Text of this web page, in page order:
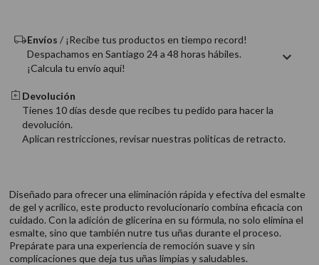
Envíos / ¡Recibe tus productos en tiempo record!
Despachamos en Santiago 24 a 48 horas hábiles.
¡Calcula tu envío aquí!
Devolución
Tienes 10 días desde que recibes tu pedido para hacer la
devolución.
Aplican restricciones, revisar nuestras politicas de retracto.
Diseñado para ofrecer una eliminación rápida y efectiva del esmalte
de gel y acrílico, este producto revolucionario combina eficacia con
cuidado. Con la adición de glicerina en su fórmula, no solo elimina el
esmalte, sino que también nutre tus uñas durante el proceso.
Prepárate para una experiencia de remoción suave y sin
complicaciones que deja tus uñas limpias y saludables.